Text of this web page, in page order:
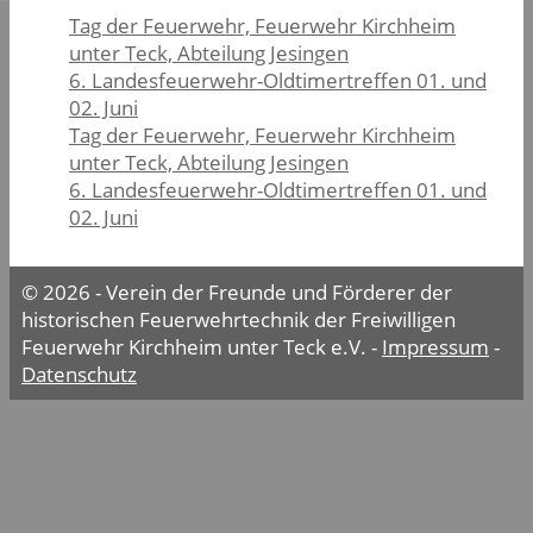
Tag der Feuerwehr, Feuerwehr Kirchheim
unter Teck, Abteilung Jesingen
6. Landesfeuerwehr-Oldtimertreffen 01. und
02. Juni
Tag der Feuerwehr, Feuerwehr Kirchheim
unter Teck, Abteilung Jesingen
6. Landesfeuerwehr-Oldtimertreffen 01. und
02. Juni
© 2026 - Verein der Freunde und Förderer der
historischen Feuerwehrtechnik der Freiwilligen
Feuerwehr Kirchheim unter Teck e.V. - Impressum -
Datenschutz